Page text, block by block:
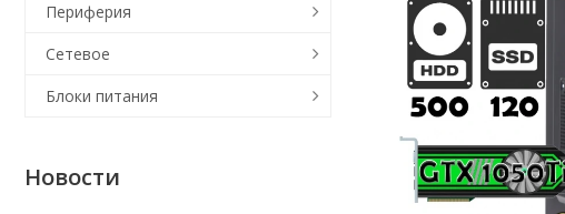
Периферия
Сетевое
Блоки питания
Новости